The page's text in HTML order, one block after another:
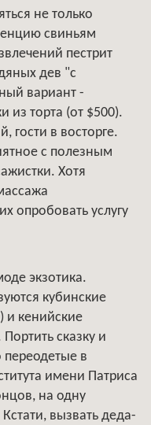
не только
свиньям
пестрит
дев "с
вариант -
из торта (от $500).
гости в восторге.
с полезным
Хотя
опробовать услугу
экзотика.
кубинские
и кенийские
сказку и
переодетые в
имени Патриса
на одну
вызвать деда-